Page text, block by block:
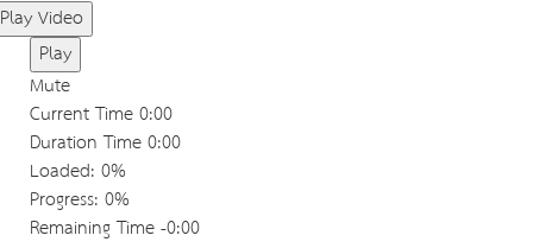
Play Video
Play
Mute
Current Time0:00
Duration Time0:00
Loaded: 0%
Progress: 0%
Remaining Time-0:00